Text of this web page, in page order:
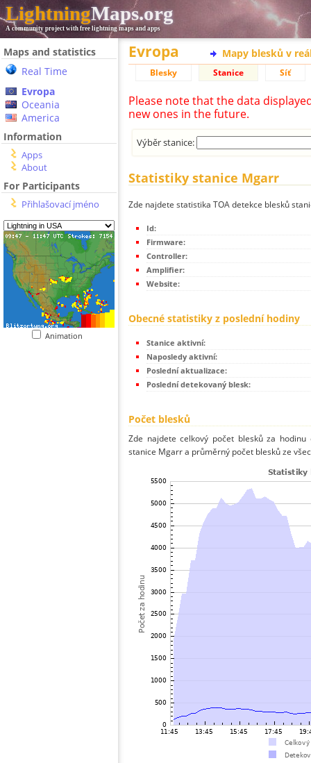
LightningMaps.org
A community project with free lightning maps and apps
Maps and statistics
Real Time
Evropa
Oceania
America
Information
Apps
About
For Participants
Přihlašovací jméno
Animation
Evropa Mapy blesků v
Blesky Stanice Síť
Please note that the data
new ones in the future.
Výběr stanice:
Statistiky stanice Mgarr
Zde najdete statistika TOA detekce blesků
Id:
Firmware:
Controller:
Amplifier:
Website:
Obecné statistiky z poslední hodiny
Stanice aktivní:
Naposledy aktivní:
Poslední aktualizace:
Poslední detekovaný blesk:
Počet blesků
Zde najdete celkový počet blesků za
stanice Mgarr a průměrný počet blesků ze